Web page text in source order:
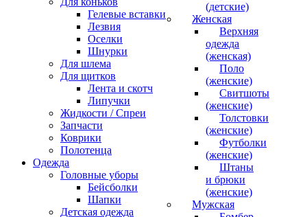
(детские)
Женская
Верхняя
одежда
(женская)
Поло
(женские)
Свитшоты
(женские)
Толстовки
(женские)
Футболки
(женские)
Штаны
и брюки
(женские)
Мужская
Гелевые вставки
Лезвия
Оселки
Шнурки
Для шлема
Для щитков
Лента и скотч
Липучки
Жидкости / Спреи
Запчасти
Коврики
Полотенца
Одежда
Головные уборы
Бейсболки
Шапки
Детская одежда